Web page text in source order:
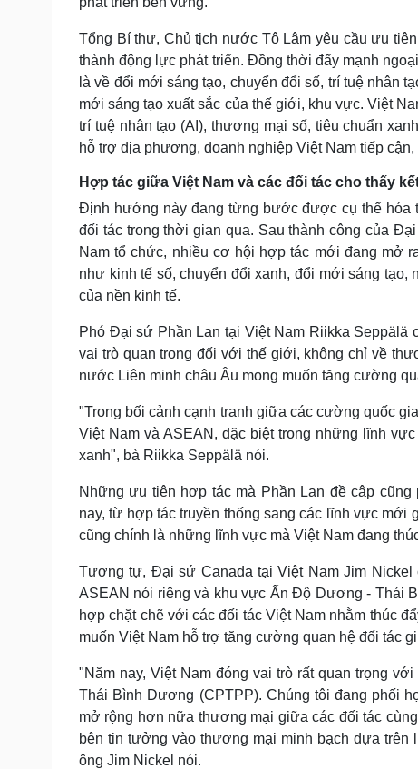
Tổng Bí thư, Chủ tịch nước Tô Lâm yêu cầu ưu
thành động lực phát triển. Đồng thời đẩy mạnh
là về đổi mới sáng tạo, chuyển đổi số, trí tuệ nhân
mới sáng tạo xuất sắc của thế giới, khu vực. Việt
trí tuệ nhân tạo (AI), thương mại số, tiêu chuẩn
hỗ trợ địa phương, doanh nghiệp Việt Nam tiếp
Hợp tác giữa Việt Nam và các đối tác cho thấy
Định hướng này đang từng bước được cụ thể hóa
đối tác trong thời gian qua. Sau thành công của
Nam tổ chức, nhiều cơ hội hợp tác mới đang mở
như kinh tế số, chuyển đổi xanh, đổi mới sáng
của nền kinh tế.
Phó Đại sứ Phần Lan tại Việt Nam Riikka
vai trò quan trọng đối với thế giới, không chỉ về
nước Liên minh châu Âu mong muốn tăng cường
"Trong bối cảnh cạnh tranh giữa các cường quốc
Việt Nam và ASEAN, đặc biệt trong những lĩnh
xanh", bà Riikka Seppälä nói.
Những ưu tiên hợp tác mà Phần Lan đề cập
nay, từ hợp tác truyền thống sang các lĩnh vực
cũng chính là những lĩnh vực mà Việt Nam đang
Tương tự, Đại sứ Canada tại Việt Nam Jim Nickel
ASEAN nói riêng và khu vực Ấn Độ Dương - Thái
hợp chặt chẽ với các đối tác Việt Nam nhằm thúc
muốn Việt Nam hỗ trợ tăng cường quan hệ đối tác
"Năm nay, Việt Nam đóng vai trò rất quan trọng
Thái Bình Dương (CPTPP). Chúng tôi đang phối
mở rộng hơn nữa thương mại giữa các đối tác
bên tin tưởng vào thương mại minh bạch dựa trên
ông Jim Nickel nói.